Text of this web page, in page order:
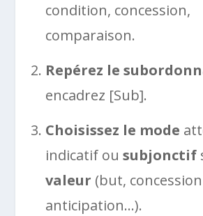
condition, concession,
comparaison.
Repérez le
encadrez [Sub].
Choisissez le mode
indicatif ousubjonctif
valeur (but,
anticipation…).